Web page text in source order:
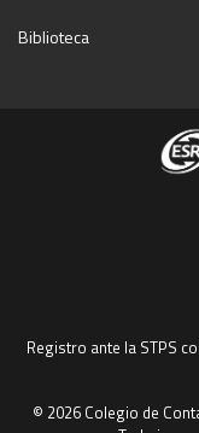
Biblioteca
Registro ante la STPS
© 2026 Colegio de